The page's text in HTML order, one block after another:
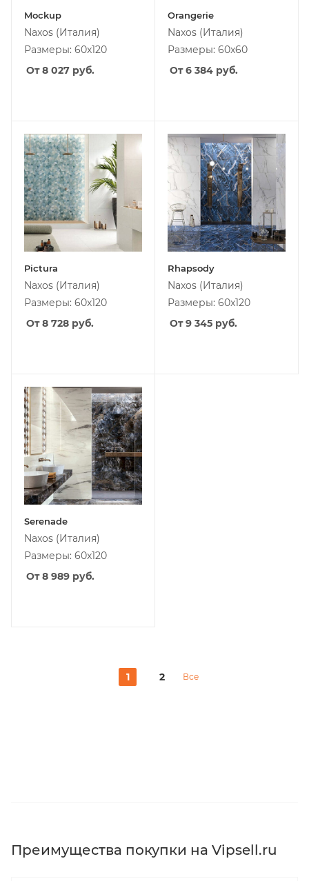
Mockup
Naxos (Италия)
Размеры: 60x120
От 8 027 руб.
Orangerie
Naxos (Италия)
Размеры: 60x60
От 6 384 руб.
Pictura
Naxos (Италия)
Размеры: 60x120
От 8 728 руб.
Rhapsody
Naxos (Италия)
Размеры: 60x120
От 9 345 руб.
Serenade
Naxos (Италия)
Размеры: 60x120
От 8 989 руб.
1 2 Все
Преимущества покупки на Vipsell.ru